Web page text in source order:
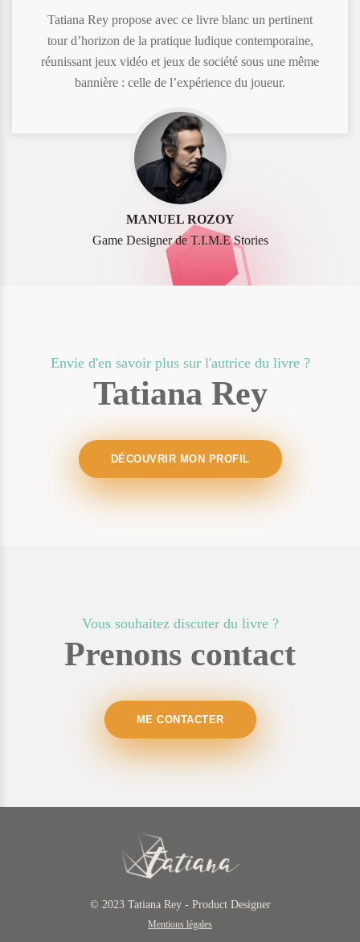
Tatiana Rey propose avec ce livre blanc un pertinent
tour d’horizon de la pratique ludique contemporaine,
réunissant jeux vidéo et jeux de société sous une même
bannière : celle de l’expérience du joueur.
MANUEL ROZOY
Game Designer de T.I.M.E Stories
Envie d'en savoir plus sur l'autrice du livre ?
Tatiana Rey
DÉCOUVRIR MON PROFIL
Vous souhaitez discuter du livre ?
Prenons contact
ME CONTACTER
© 2023 Tatiana Rey - Product Designer
Mentions légales